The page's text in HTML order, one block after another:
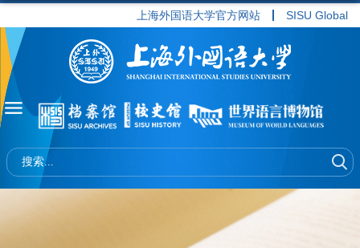
上海外国语大学官方网站 SISU Global